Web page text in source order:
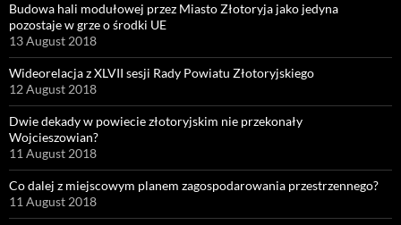
Budowa hali modułowej przez Miasto Złotoryja jako jedyna
pozostaje w grze o środki UE
13 August 2018
Wideorelacja z XLVII sesji Rady Powiatu Złotoryjskiego
12 August 2018
Dwie dekady w powiecie złotoryjskim nie przekonały
Wojcieszowian?
11 August 2018
Co dalej z miejscowym planem zagospodarowania przestrzennego?
11 August 2018